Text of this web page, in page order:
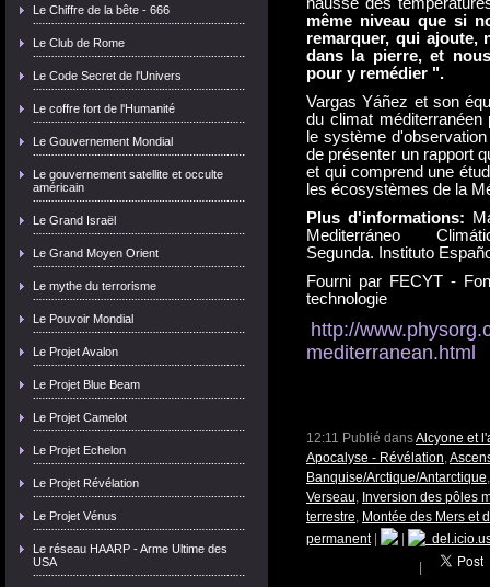
Le Chiffre de la bête - 666
Le Club de Rome
Le Code Secret de l'Univers
Le coffre fort de l'Humanité
Le Gouvernement Mondial
Le gouvernement satellite et occulte
américain
Le Grand Israël
Le Grand Moyen Orient
Le mythe du terrorisme
Le Pouvoir Mondial
Le Projet Avalon
Le Projet Blue Beam
Le Projet Camelot
Le Projet Echelon
Le Projet Révélation
Le Projet Vénus
Le réseau HAARP - Arme Ultime des
USA
hausse des
même niveau que si
remarquer, qui ajoute,
dans la pierre, et
pour y remédier ".
Vargas Yáñez et son
du climat méditerranéen
le système
de présenter un rapport
et qui comprend une
les écosystèmes de la
Plus d'informations:
Mediterráneo
Segunda.
Instituto
Fourni par FECYT -
technologie
http://
mediterranean.html
12:11 Publié dansAlcyone et
Apocalyse - Révélation,
Banquise/Arctique/Antarctique
Verseau, Inversion des pôles
terrestre, Montée des Mers et
permanent|